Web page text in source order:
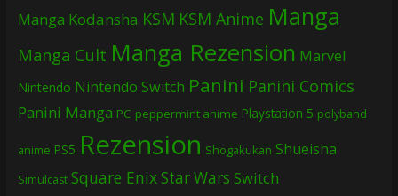
Manga Kodansha KSM KSM Anime Manga
Manga Cult Manga Rezension Marvel
Nintendo Nintendo Switch Panini Panini Comics
Panini Manga PC peppermint anime Playstation 5 polyband
anime PS5 Rezension Shogakukan Shueisha
Simulcast Square EnixStar Wars Switch